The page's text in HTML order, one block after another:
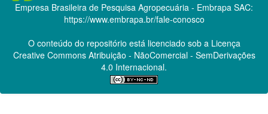
Empresa Brasileira de Pesquisa Agropecuária - Embrapa SAC:
https://www.embrapa.br/fale-conosco
O conteúdo do repositório está licenciado sob a Licença
Creative CommonsAtribuição - NãoComercial - SemDerivações
4.0 Internacional.